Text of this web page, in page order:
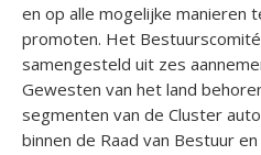
en op alle mogelijke manieren
promoten. Het Bestuurscomité
samengesteld uit zes
Gewesten van het land
segmenten van de Cluster
binnen de Raad van Bestuur